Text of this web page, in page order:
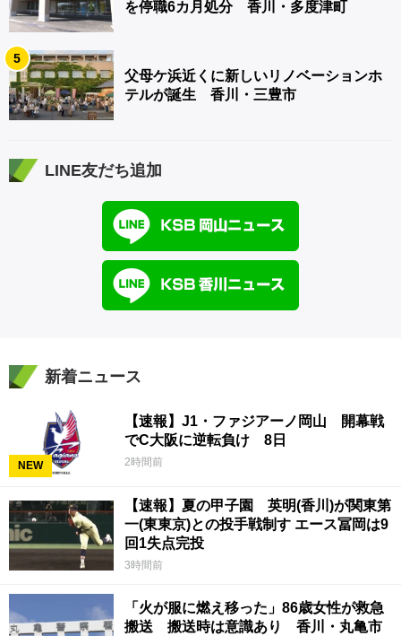
を停職6カ月処分 香川・多度津町
5
父母ケ浜近くに新しいリノベーションホ
テルが誕生 香川・三豊市
LINE友だち追加
新着ニュース
NEW
【速報】J1・ファジアーノ岡山 開幕戦
でC大阪に逆転負け 8日
2時間前
【速報】夏の甲子園 英明(香川)が関東第
一(東東京)との投手戦制す エース冨岡は9
回1失点完投
3時間前
「火が服に燃え移った」86歳女性が救急
搬送 搬送時は意識あり 香川・丸亀市